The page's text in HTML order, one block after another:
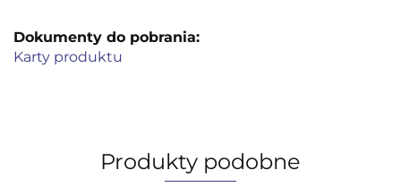
Dokumenty do pobrania:
Karty produktu
Produkty podobne